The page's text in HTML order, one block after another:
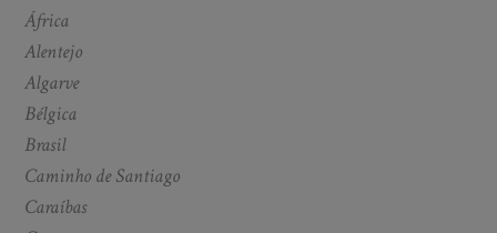
África
Alentejo
Algarve
Bélgica
Brasil
Caminho de Santiago
Caraíbas